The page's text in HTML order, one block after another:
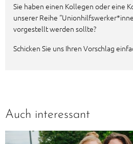
Sie haben einen Kollegen oder eine
unserer Reihe
vorgestellt werden sollte?
Schicken Sie uns Ihren Vorschlag
Auch interessant